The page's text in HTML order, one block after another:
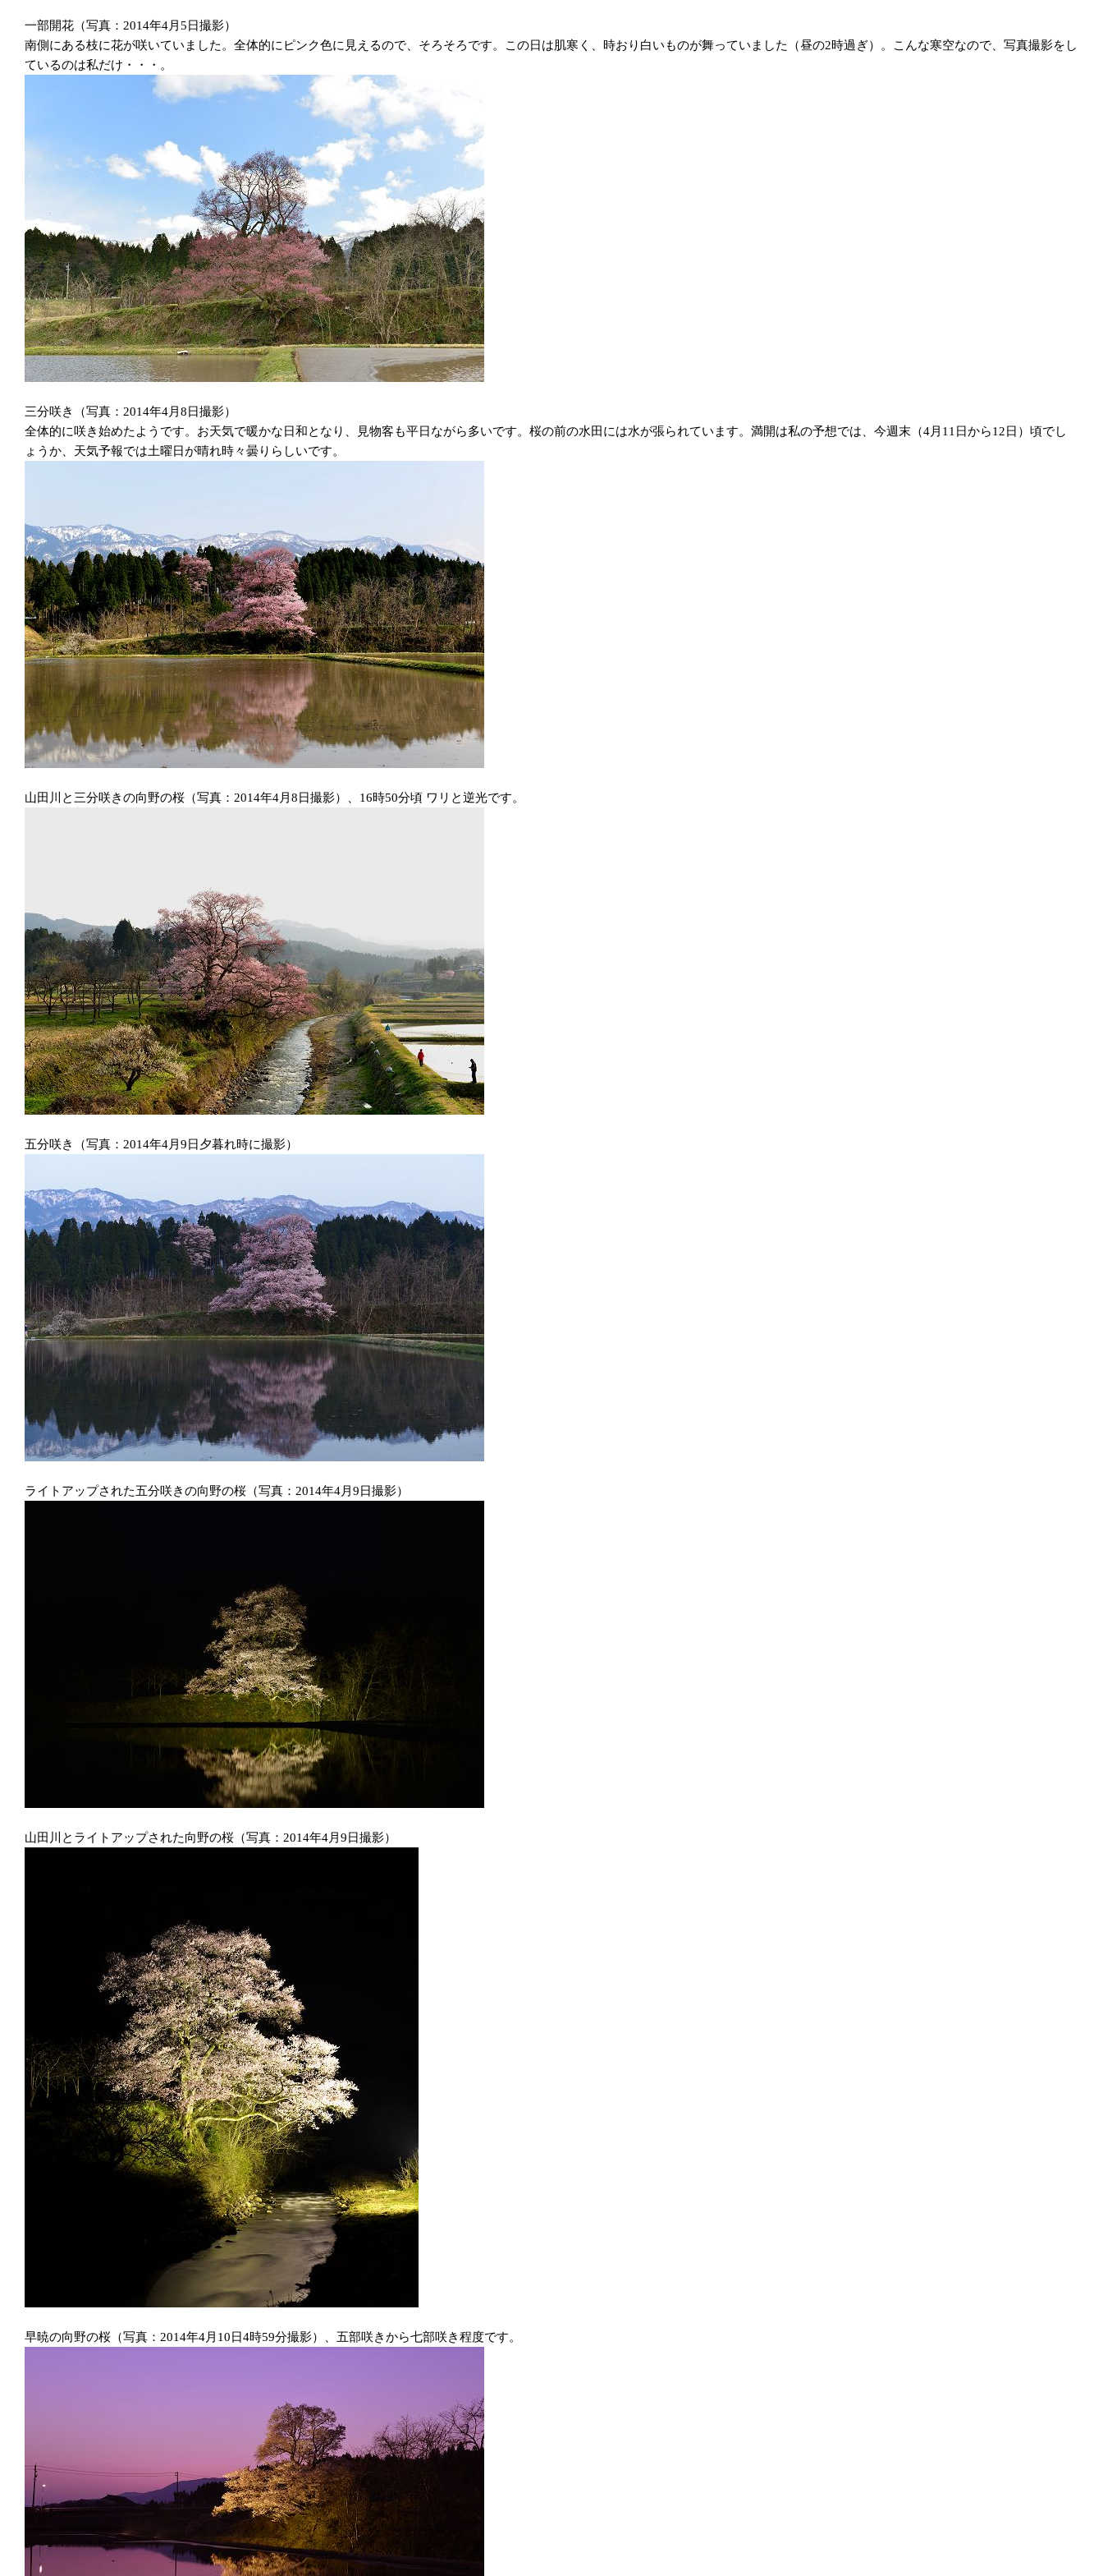
一部開花（写真：2014年4月5日撮影）
南側にある枝に花が咲いていました。全体的にピンク色に見えるので、そろそろです。この日は肌寒く、時おり白いものが舞っていました（昼の2時過ぎ）。こんな寒空なので、写真撮影をし
ているのは私だけ・・・。
三分咲き（写真：2014年4月8日撮影）
全体的に咲き始めたようです。お天気で暖かな日和となり、見物客も平日ながら多いです。桜の前の水田には水が張られています。満開は私の予想では、今週末（4月11日から12日）頃でし
ょうか、天気予報では土曜日が晴れ時々曇りらしいです。
山田川と三分咲きの向野の桜（写真：2014年4月8日撮影）、16時50分頃 ワリと逆光です。
五分咲き（写真：2014年4月9日夕暮れ時に撮影）
ライトアップされた五分咲きの向野の桜（写真：2014年4月9日撮影）
山田川とライトアップされた向野の桜（写真：2014年4月9日撮影）
早暁の向野の桜（写真：2014年4月10日4時59分撮影）、五部咲きから七部咲き程度です。